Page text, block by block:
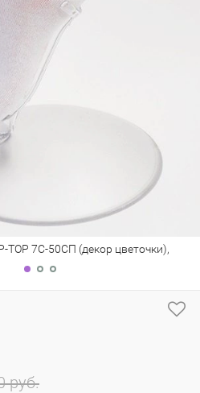
TOP 7С-50СП (декор цветочки),
руб.